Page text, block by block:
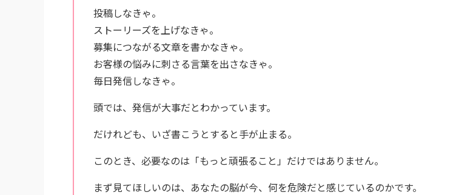
投稿しなきゃ。
ストーリーズを上げなきゃ。
募集につながる文章を書かなきゃ。
お客様の悩みに刺さる言葉を出さなきゃ。
毎日発信しなきゃ。
頭では、発信が大事だとわかっています。
だけれども、いざ書こうとすると手が止まる。
このとき、必要なのは「もっと頑張ること」だけではありません。
まず見てほしいのは、あなたの脳が今、何を危険だと感じているのかです。